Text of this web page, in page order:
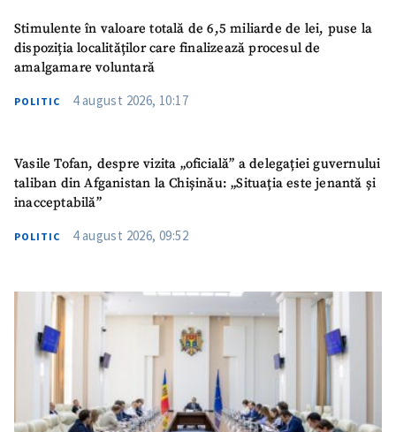
Stimulente în valoare totală de 6,5 miliarde de lei, puse la
dispoziția localităților care finalizează procesul de
amalgamare voluntară
POLITIC 4 august 2026, 10:17
Vasile Tofan, despre vizita „oficială” a delegației guvernului
taliban din Afganistan la Chișinău: „Situația este jenantă și
inacceptabilă”
POLITIC 4 august 2026, 09:52